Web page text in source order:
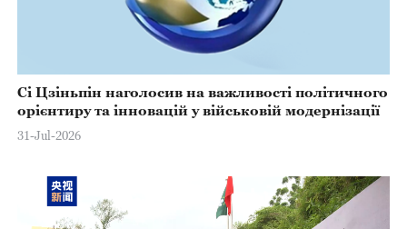
Сі Цзіньпін наголосив на важливості політичного
орієнтиру та інновацій у військовій модернізації
31-Jul-2026